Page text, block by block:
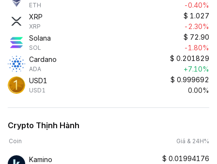
ETH
-0.40%
XRP
XRP
$ 1.027
-2.30%
Solana
SOL
$ 72.90
-1.80%
Cardano
ADA
$ 0.201829
+7.10%
USD1
USD1
$ 0.999692
0.00%
Crypto Thịnh Hành
Coin Giá & 24H%
Kamino $ 0.01994176